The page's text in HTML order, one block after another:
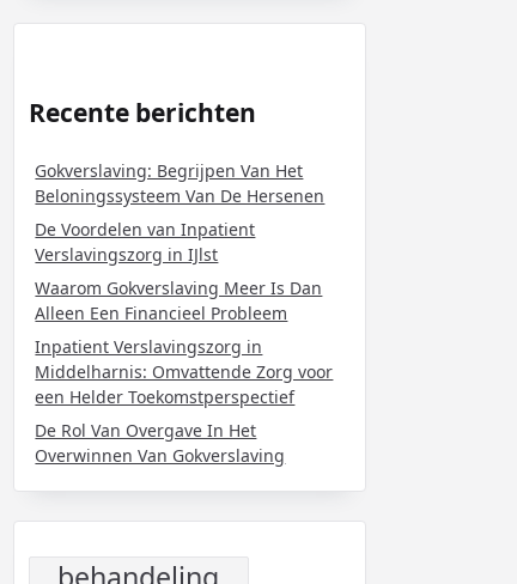
Recente berichten
Gokverslaving: Begrijpen Van Het
Beloningssysteem Van De Hersenen
De Voordelen van Inpatient
Verslavingszorg in IJlst
Waarom Gokverslaving Meer Is Dan
Alleen Een Financieel Probleem
Inpatient Verslavingszorg in
Middelharnis: Omvattende Zorg voor
een Helder Toekomstperspectief
De Rol Van Overgave In Het
Overwinnen Van Gokverslaving